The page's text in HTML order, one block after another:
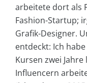
arbeitete dort als
Fashion-Startup;
Grafik-Designer.
entdeckt: Ich
Kursen zwei
Influencern